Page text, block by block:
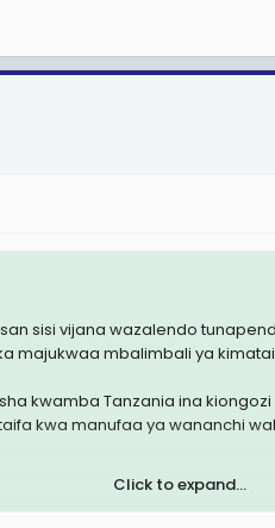
sisi vijana wazalendo
majukwaa mbalimbali ya
kwamba Tanzania ina
kwa manufaa ya wananchi
Tanzania imekuwa ikijenga
Click to expand...